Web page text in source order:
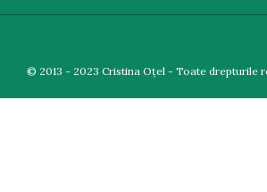
© 2013 - 2023 Cristina Oțel - Toate drepturile